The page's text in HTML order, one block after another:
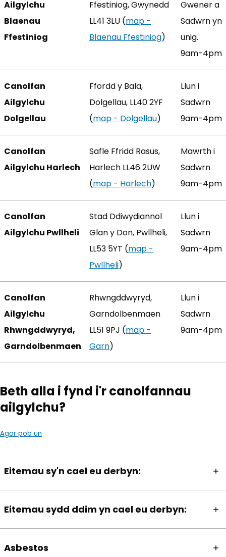
Ailgylchu
Blaenau
Ffestiniog
Ffestiniog, Gwynedd
LL41 3LU (map -
Blaenau Ffestiniog(yn agor
)
Gwener a
Sadwrn yn
unig.
9am-4pm
Canolfan
Ailgylchu
Dolgellau
Ffordd y Bala,
Dolgellau, LL40 2YF
(map - Dolgellau(yn agor mewn
)
Llun i
Sadwrn
9am-4pm
Canolfan
Ailgylchu Harlech
Safle Ffridd Rasus,
Harlech LL46 2UW
(map - Harlech(yn agor mewn
)
Mawrth i
Sadwrn
9am-4pm
Canolfan
Ailgylchu Pwllheli
Stad Ddiwydiannol
Glan y Don, Pwllheli,
LL53 5YT (map -
Pwllheli(yn agor mewn tab
)
Llun i
Sadwrn
9am-4pm
Canolfan
Ailgylchu
Rhwngddwyryd,
Garndolbenmaen
Rhwngddwyryd,
Garndolbenmaen
LL51 9PJ (map -
Garn(yn agor mewn tab newydd)
)
Llun i
Sadwrn
9am-4pm
Beth alla i fynd i'r canolfannau
ailgylchu?
Agor pob un
Eitemau sy'n cael eu derbyn:
Eitemau sydd ddim yn cael eu derbyn:
Asbestos